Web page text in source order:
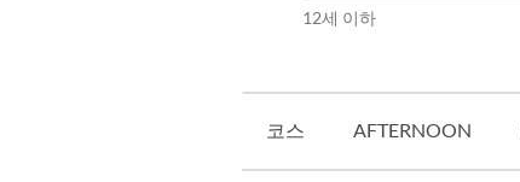
12세 이하
코스 AFTERNOON